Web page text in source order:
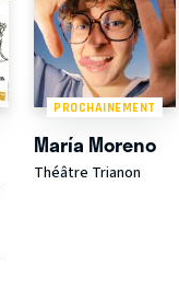
PROCHAINEMENT
María Moreno
Théâtre Trianon